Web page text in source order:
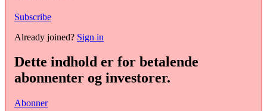
Subscribe
Already joined? Sign in
Dette indhold er for betalende
abonnenter og investorer.
Abonner